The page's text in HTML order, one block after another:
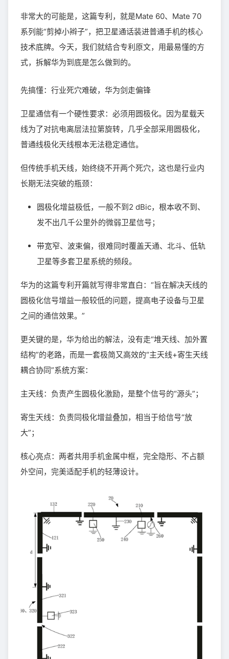
非常大的可能是，这篇专利，就是Mate 60、Mate 70
系列能“剪掉小辫子”，把卫星通话装进普通手机的核心
技术底牌。今天，我们就结合专利原文，用最易懂的方
式，拆解华为到底是怎么做到的。
先搞懂：行业死穴难破，华为剑走偏锋
卫星通信有一个硬性要求：必须用圆极化。因为星载天
线为了对抗电离层法拉第旋转，几乎全部采用圆极化，
普通线极化天线根本无法稳定通信。
但传统手机天线，始终绕不开两个死穴，这也是行业内
长期无法突破的瓶颈：
圆极化增益极低，一般不到2 dBic，根本收不到、
发不出几千公里外的微弱卫星信号；
带宽窄、波束偏，很难同时覆盖天通、北斗、低轨
卫星等多套卫星系统的频段。
华为的这篇专利开篇就写得非常直白：“旨在解决天线的
圆极化信号增益一般较低的问题，提高电子设备与卫星
之间的通信效果。”
更关键的是，华为给出的解法，没有走“堆天线、加外置
结构”的老路，而是一套极简又高效的“主天线+寄生天线
耦合协同”系统方案：
主天线：负责产生圆极化激励，是整个信号的“源头”；
寄生天线：负责同极化增益叠加，相当于给信号“放
大”；
核心亮点：两者共用手机金属中框，完全隐形、不占额
外空间，完美适配手机的轻薄设计。